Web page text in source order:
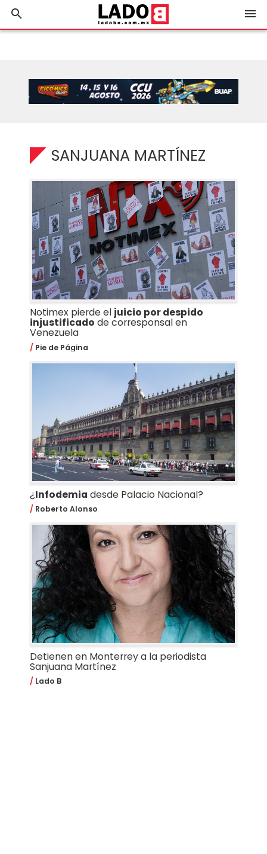
search menu
SANJUANA MARTÍNEZ
Notimex pierde el juicio por despido
injustificado de corresponsal en
Venezuela
Pie de Página
¿Infodemia desde Palacio Nacional?
Roberto Alonso
Detienen en Monterrey a la periodista
Sanjuana Martínez
Lado B